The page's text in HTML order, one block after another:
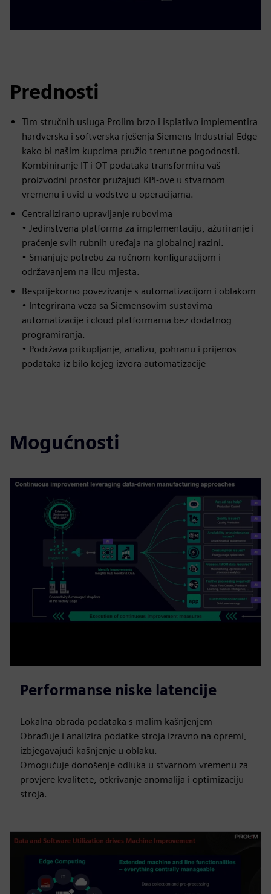
Prednosti
Tim stručnih usluga Prolim brzo i isplativo implementira
hardverska i softverska rješenja Siemens Industrial Edge
kako bi našim kupcima pružio trenutne pogodnosti.
Kombiniranje IT i OT podataka transformira vaš
proizvodni prostor pružajući KPI-ove u stvarnom
vremenu i uvid u vodstvo u operacijama.
Centralizirano upravljanje rubovima
• Jedinstvena platforma za implementaciju, ažuriranje i
praćenje svih rubnih uređaja na globalnoj razini.
• Smanjuje potrebu za ručnom konfiguracijom i
održavanjem na licu mjesta.
Besprijekorno povezivanje s automatizacijom i oblakom
• Integrirana veza sa Siemensovim sustavima
automatizacije i cloud platformama bez dodatnog
programiranja.
• Podržava prikupljanje, analizu, pohranu i prijenos
podataka iz bilo kojeg izvora automatizacije
Mogućnosti
Performanse niske latencije
Lokalna obrada podataka s malim kašnjenjem
Obrađuje i analizira podatke stroja izravno na opremi,
izbjegavajući kašnjenje u oblaku.
Omogućuje donošenje odluka u stvarnom vremenu za
provjere kvalitete, otkrivanje anomalija i optimizaciju
stroja.